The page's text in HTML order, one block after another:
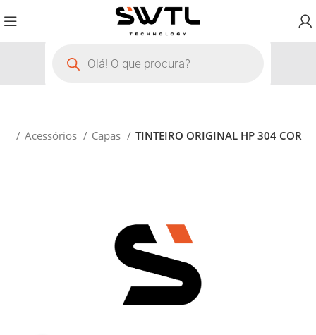
Acessórios Capas TINTEIRO ORIGINAL HP 304 COR